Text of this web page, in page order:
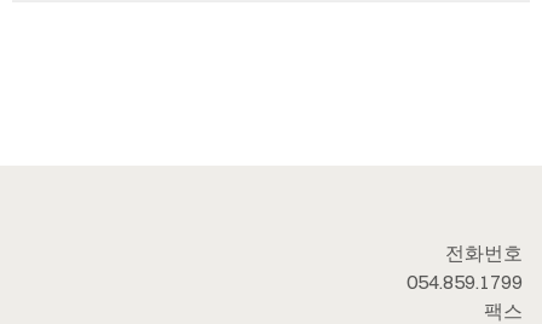
전화번호
054.859.1799
팩스